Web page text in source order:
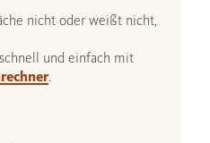
nicht oder weißt nicht,
und einfach mit
.